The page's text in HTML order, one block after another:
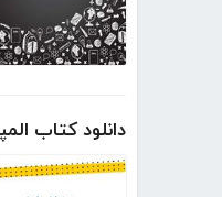
دانلود کتاب